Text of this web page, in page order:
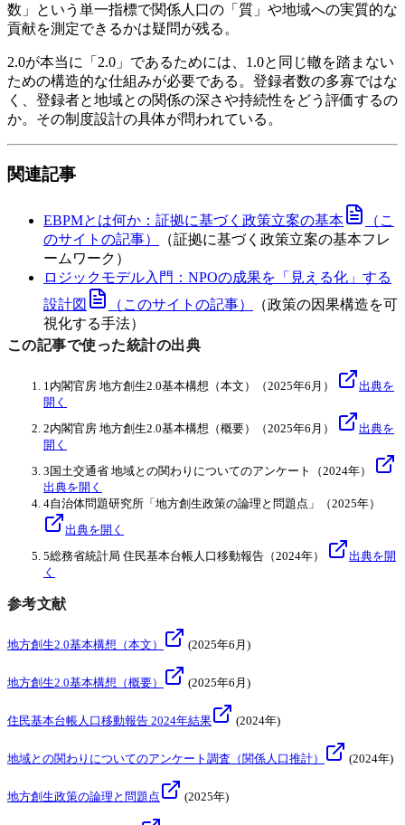
数」という単一指標で関係人口の「質」や地域への実質的な
貢献を測定できるかは疑問が残る。
2.0が本当に「2.0」であるためには、1.0と同じ轍を踏まない
ための構造的な仕組みが必要である。登録者数の多寡ではな
く、登録者と地域との関係の深さや持続性をどう評価するの
か。その制度設計の具体が問われている。
関連記事
EBPMとは何か：証拠に基づく政策立案の基本
（こ
のサイトの記事）
（証拠に基づく政策立案の基本フレ
ームワーク）
ロジックモデル入門：NPOの成果を「見える化」する
設計図
（このサイトの記事）
（政策の因果構造を可
視化する手法）
この記事で使った統計の出典
1 内閣官房 地方創生2.0基本構想（本文） （2025年6月）
出典を
開く
2内閣官房 地方創生2.0基本構想（概要） （2025年6月）
出典を
開く
3国土交通省 地域との関わりについてのアンケート
（2024年）
出典を開く
4自治体問題研究所「地方創生政策の論理と問題点」
（2025年）
出典を開く
5総務省統計局 住民基本台帳人口移動報告 （2024年）
出典を開
く
参考文献
地方創生2.0基本構想（本文） (2025年6月)
地方創生2.0基本構想（概要） (2025年6月)
住民基本台帳人口移動報告 2024年結果 (2024年)
地域との関わりについてのアンケート調査（関係人口推計） (2024年)
地方創生政策の論理と問題点 (2025年)